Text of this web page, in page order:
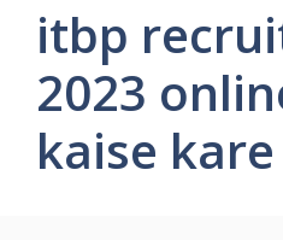
itbp
2023
kaise kare